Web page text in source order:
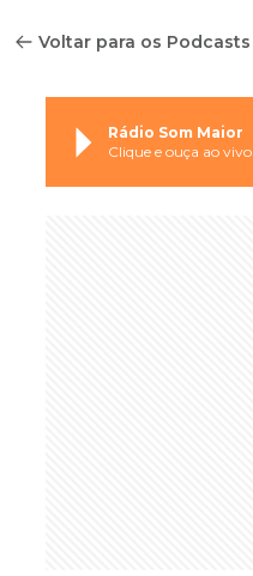
Voltar para os Podcasts
Rádio Som Maior
Clique e ouça ao vivo